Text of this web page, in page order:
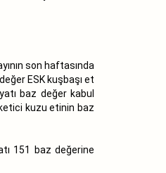
son haftasında
ESK kuşbaşı et
baz değer kabul
kuzu etinin baz
151 baz değerine